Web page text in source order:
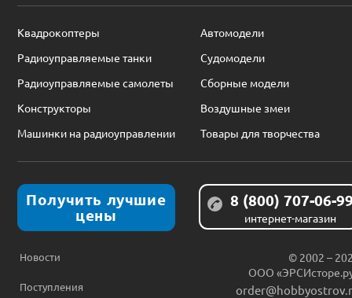
Квадрокоптеры
Автомодели
Радиоуправляемые танки
Судомодели
Радиоуправляемые самолеты
Сборные модели
Конструкторы
Воздушные змеи
Машинки на радиоуправлении
Товары для творчества
Получить лучшие
цены
8 (800) 707-06-
интернет-магазин
Новости
Поступления
© 2002 –
ООО